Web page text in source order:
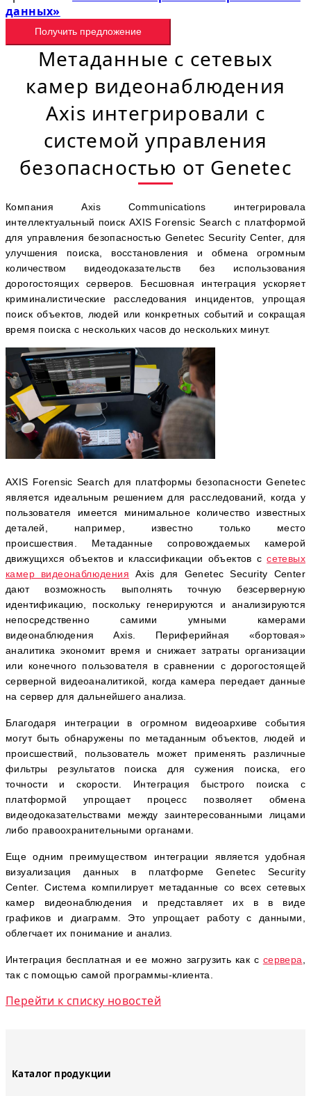
данных»
Получить предложение
Метаданные с сетевых
камер видеонаблюдения
Axis интегрировали с
системой управления
безопасностью от Genetec
Компания Axis Communications интегрировала
интеллектуальный поиск AXIS Forensic Search с платформой
для управления безопасностью Genetec Security Center, для
улучшения поиска, восстановления и обмена огромным
количеством видеодоказательств без использования
дорогостоящих серверов. Бесшовная интеграция ускоряет
криминалистические расследования инцидентов, упрощая
поиск объектов, людей или конкретных событий и сокращая
время поиска с нескольких часов до нескольких минут.
AXIS Forensic Search для платформы безопасности Genetec
является идеальным решением для расследований, когда у
пользователя имеется минимальное количество известных
деталей, например, известно только место
происшествия. Метаданные сопровождаемых камерой
движущихся объектов и классификации объектов ссетевых
камер видеонаблюдения Axis для Genetec Security Center
дают возможность выполнять точную безсерверную
идентификацию, поскольку генерируются и анализируются
непосредственно самими умными камерами
видеонаблюдения Axis. Периферийная «бортовая»
аналитика экономит время и снижает затраты организации
или конечного пользователя в сравнении с дорогостоящей
серверной видеоаналитикой, когда камера передает данные
на сервер для дальнейшего анализа.
Благодаря интеграции в огромном видеоархиве события
могут быть обнаружены по метаданным объектов, людей и
происшествий, пользователь может применять различные
фильтры результатов поиска для сужения поиска, его
точности и скорости. Интеграция быстрого поиска с
платформой упрощает процесс позволяет обмена
видеодоказательствами между заинтересованными лицами
либо правоохранительными органами.
Еще одним преимуществом интеграции является удобная
визуализация данных в платформе Genetec Security
Center. Система компилирует метаданные со всех сетевых
камер видеонаблюдения и представляет их в в виде
графиков и диаграмм. Это упрощает работу с данными,
облегчает их понимание и анализ.
Интеграция бесплатная и ее можно загрузить как с сервера
так с помощью самой программы-клиента.
Перейти к списку новостей
Каталог продукции